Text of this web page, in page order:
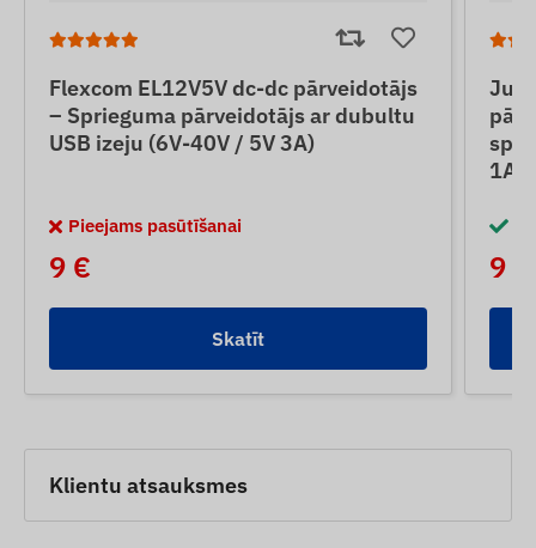
Flexcom EL12V5V dc-dc pārveidotājs
– Sprieguma pārveidotājs ar dubultu
USB izeju (6V-40V / 5V 3A)
Pieejams pasūtīšanai
9 €
Skatīt
1A)
9 €
Klientu atsauksmes